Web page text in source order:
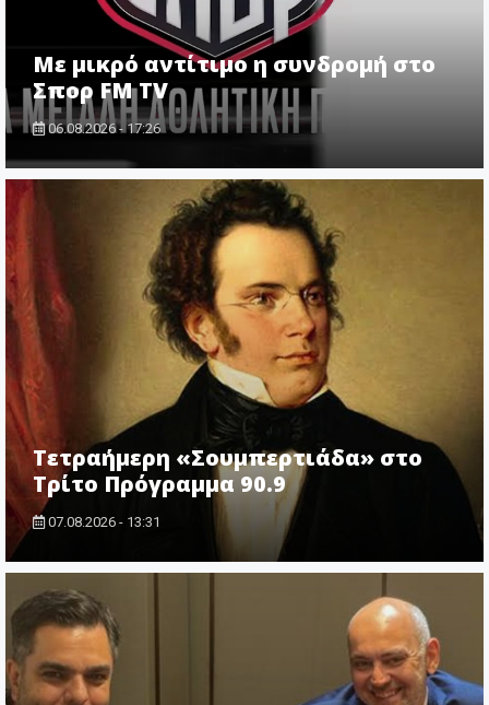
Με μικρό αντίτιμο η συνδρομή στο
Σπορ FM TV
06.08.2026 - 17:26
Τετραήμερη «Σουμπερτιάδα» στο
Τρίτο Πρόγραμμα 90.9
07.08.2026 - 13:31